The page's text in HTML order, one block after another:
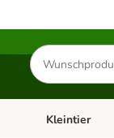
Produkte
suchen
& Zubehör
Kategorie-
Kleintier